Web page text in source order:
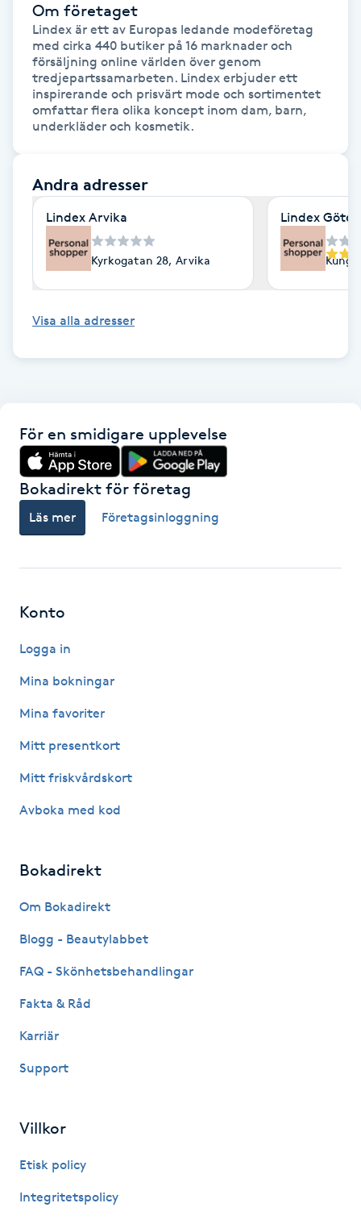
Extensions
Extensions borttagning
Face framing
Faceliftmassage
Fet hårbotten
Fillers
Fotmassage
Fotsvamp
Fransar
Fransborttagning
Fransförlängning
Fransk manikyr
Frekvensterapi
Färgning
Om företaget
Lindex är ett av Europas ledande modeföretag
med cirka 440 butiker på 16 marknader och
försäljning online världen över genom
tredjepartssamarbeten. Lindex erbjuder ett
inspirerande och prisvärt mode och sortimentet
omfattar flera olika koncept inom dam, barn,
underkläder och kosmetik.
Andra adresser
Lindex Arvika
Kyrkogatan 28, Arvika
Lindex
Visa alla adresser
För en smidigare upplevelse
Bokadirekt för företag
Läs mer Företagsinloggning
Konto
Logga in
Mina bokningar
Mina favoriter
Mitt presentkort
Mitt friskvårdskort
Avboka med kod
Bokadirekt
Om Bokadirekt
Blogg - Beautylabbet
FAQ - Skönhetsbehandlingar
Fakta & Råd
Karriär
Support
Villkor
Etisk policy
Integritetspolicy